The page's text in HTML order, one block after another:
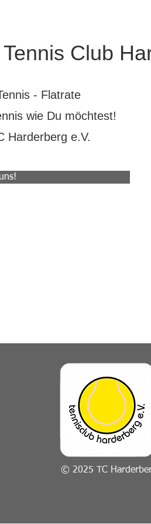
Club
- Flatrate
wie Du möchtest!
Harderberg e.V.
© 2025 TC